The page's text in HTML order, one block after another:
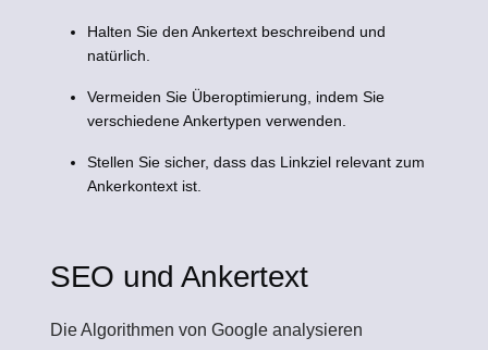
Halten Sie den Ankertext beschreibend und
natürlich.
Vermeiden Sie Überoptimierung, indem Sie
verschiedene Ankertypen verwenden.
Stellen Sie sicher, dass das Linkziel relevant zum
Ankerkontext ist.
SEO und Ankertext
Die Algorithmen von Google analysieren